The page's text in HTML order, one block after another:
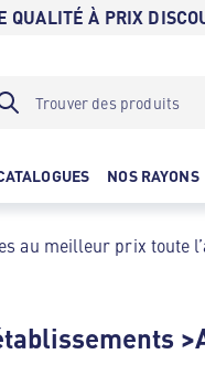
QUALITÉ À PRIX
NOS RAYONS
au meilleur prix toute